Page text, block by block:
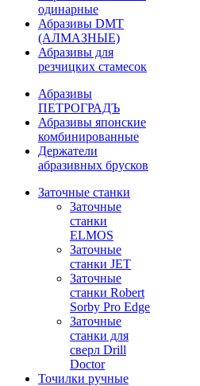
одинарные
Абразивы DMT
(АЛМАЗНЫЕ)
Абразивы для
резчицких стамесок
Абразивы
ПЕТРОГРАДЪ
Абразивы японские
комбинированные
Держатели
абразивных брусков
Заточные станки
Заточные
станки
ELMOS
Заточные
станки JET
Заточные
станки Robert
Sorby Pro Edge
Заточные
станки для
сверл Drill
Doctor
Точилки ручные